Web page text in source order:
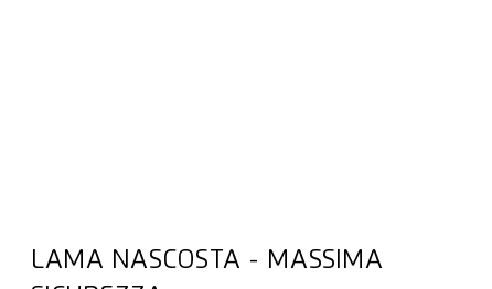
LAMA NASCOSTA - MASSIMA